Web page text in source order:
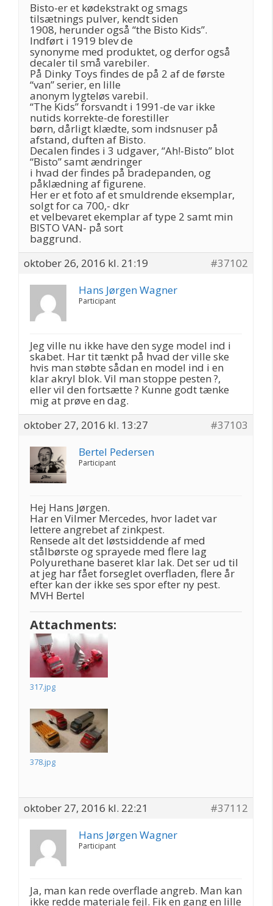
Bisto-er et kødekstrakt og smags
tilsætnings pulver, kendt siden
1908, herunder også “the Bisto Kids”.
Indført i 1919 blev de
synonyme med produktet, og derfor også
decaler til små varebiler.
På Dinky Toys findes de på 2 af de første
“van” serier, en lille
anonym lygteløs varebil.
“The Kids” forsvandt i 1991-de var ikke
nutids korrekte-de forestiller
børn, dårligt klædte, som indsnuser på
afstand, duften af Bisto.
Decalen findes i 3 udgaver, “Ah!-Bisto” blot
“Bisto” samt ændringer
i hvad der findes på bradepanden, og
påklædning af figurene.
Her er et foto af et smuldrende eksemplar,
solgt for ca 700,- dkr
et velbevaret ekemplar af type 2 samt min
BISTO VAN- på sort
baggrund.
oktober 26, 2016 kl. 21:19
#37102
Hans Jørgen Wagner
Participant
Jeg ville nu ikke have den syge model ind i
skabet. Har tit tænkt på hvad der ville ske
hvis man støbte sådan en model ind i en
klar akryl blok. Vil man stoppe pesten ?,
eller vil den fortsætte ? Kunne godt tænke
mig at prøve en dag.
oktober 27, 2016 kl. 13:27
#37103
Bertel Pedersen
Participant
Hej Hans Jørgen.
Har en Vilmer Mercedes, hvor ladet var
lettere angrebet af zinkpest.
Rensede alt det løstsiddende af med
stålbørste og sprayede med flere lag
Polyurethane baseret klar lak. Det ser ud til
at jeg har fået forseglet overfladen, flere år
efter kan der ikke ses spor efter ny pest.
MVH Bertel
Attachments:
317.jpg
378.jpg
oktober 27, 2016 kl. 22:21
#37112
Hans Jørgen Wagner
Participant
Ja, man kan rede overflade angreb. Man kan
ikke redde materiale fejl. Fik en gang en lille